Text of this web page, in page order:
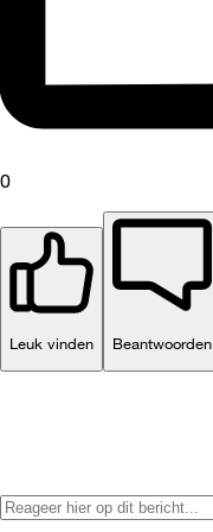
0
Leuk vinden Beantwoorden